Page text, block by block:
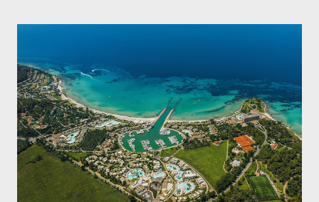
Πηγή:typosthes.gr